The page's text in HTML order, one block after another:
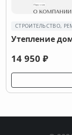
СТРОИТЕЛЬСТВО,
Утепление
14 950 ₽